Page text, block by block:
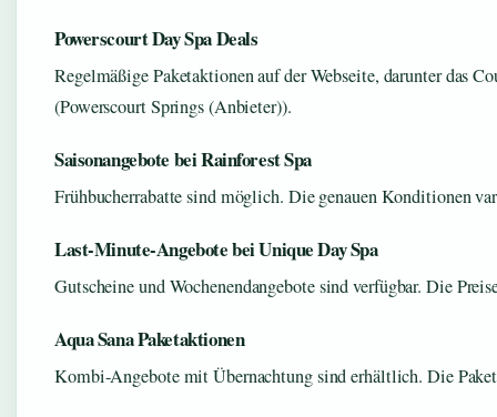
Powerscourt Day Spa Deals
Regelmäßige Paketaktionen auf der Webseite, darunter das
(Powerscourt Springs (Anbieter)).
Saisonangebote bei Rainforest Spa
Frühbucherrabatte sind möglich. Die genauen Konditionen
Last-Minute-Angebote bei Unique Day Spa
Gutscheine und Wochenendangebote sind verfügbar. Die
Aqua Sana Paketaktionen
Kombi-Angebote mit Übernachtung sind erhältlich. Die